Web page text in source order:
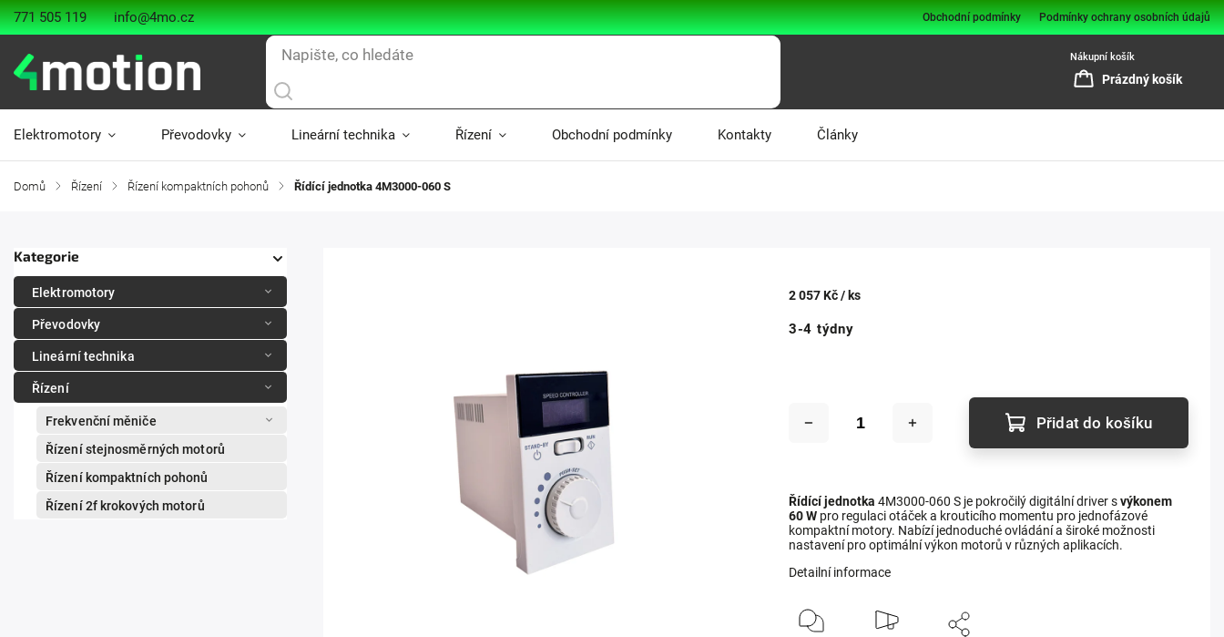
771 505 119 info@4mo.cz Obchodní podmínky Podmínky ochrany osobních údajů
Nákupní košík
Prázdný košík
Elektromotory Převodovky Lineární technika Řízení Obchodní podmínky Kontakty Články
Domů / Řízení / Řízení kompaktních pohonů / Řídící jednotka 4M3000-060 S
Kategorie
Elektromotory
Převodovky
Lineární technika
Řízení
Frekvenční měniče
Řízení stejnosměrných motorů
Řízení kompaktních pohonů
Řízení 2f krokových motorů
2 057 Kč/ ks
3-4 týdny
Přidat do košíku
Řídící jednotka 4M3000-060 S je pokročilý digitální driver svýkonem
60 W pro regulaci otáček a krouticího momentu pro jednofázové
kompaktní motory. Nabízí jednoduché ovládání a široké možnosti
nastavení pro optimální výkon motorů v různých aplikacích.
Detailní informace